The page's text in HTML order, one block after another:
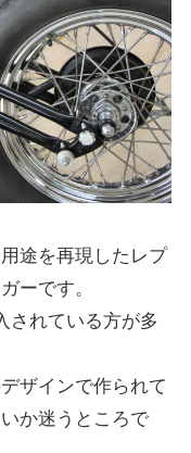
途を再現したレプ
ーです。
されている方が多
ザインで作られて
か迷うところで